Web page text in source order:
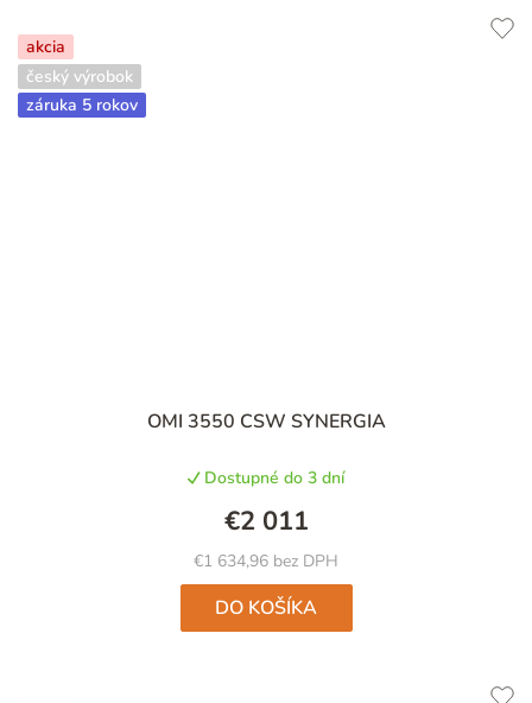
akcia
český výrobok
záruka 5 rokov
OMI 3550 CSW SYNERGIA
Dostupné do 3 dní
€1 634,96 bez DPH
€2 011
DO KOŠÍKA